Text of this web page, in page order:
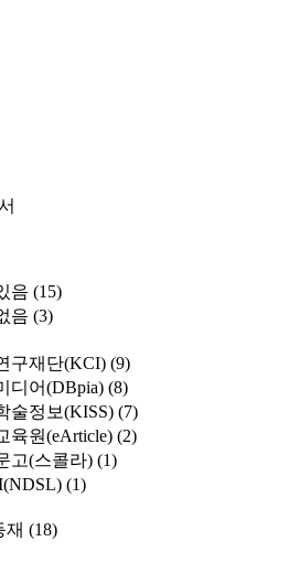
음 (15)
음 (3)
구재단(KCI) (9)
디어(DBpia) (8)
술정보(KISS) (7)
육원(eArticle) (2)
고(스콜라) (1)
(1)
재 (18)